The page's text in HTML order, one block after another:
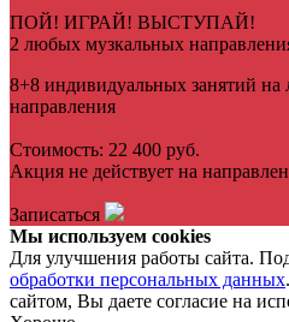
ПОЙ! ИГРАЙ! ВЫСТУПАЙ!
2 любых музкальных
8+8 индивидуальных занятий
направления
Стоимость: 22 400 руб.
Акция не действует на
Записаться
Мы используем cookies
Для улучшения работы сайта.
обработки персональных данных
сайтом, Вы даете согласие на